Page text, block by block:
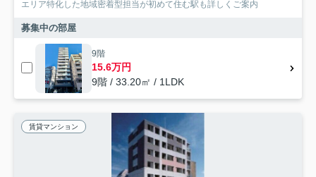
エリア特化した地域密着型担当が初めて住む駅も詳しくご案内
募集中の部屋
9階
15.6万円
9階 / 33.20㎡ / 1LDK
賃貸マンション